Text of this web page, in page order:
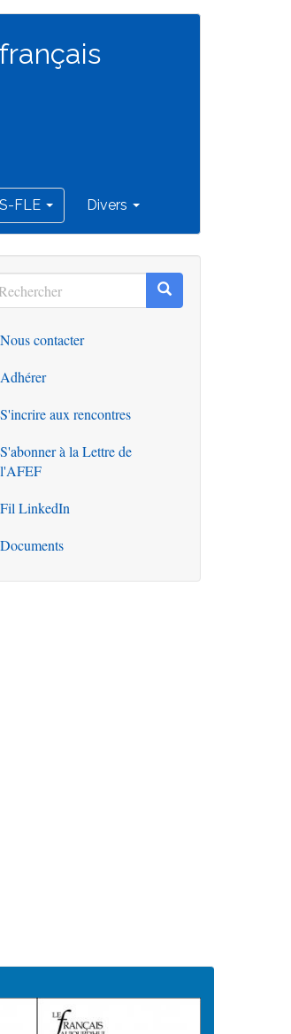
FLE Divers
Rechercher
Outils
Nous contacter
Adhérer
S'incrire aux rencontres
S'abonner à la Lettre de
l'AFEF
Fil LinkedIn
Documents